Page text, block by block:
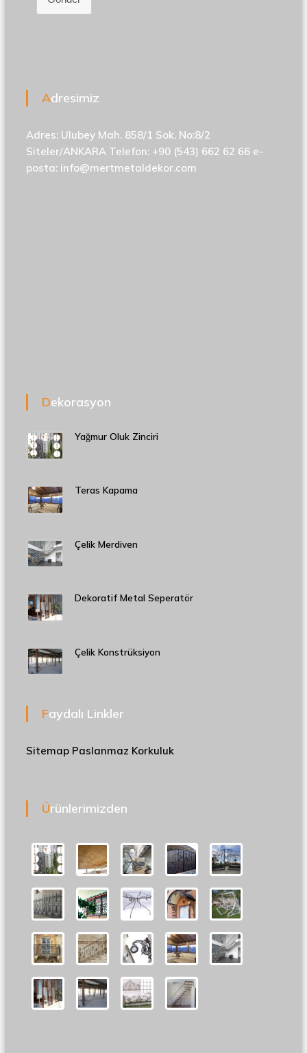
Adresimiz
Adres: Ulubey Mah. 858/1 Sok. No:8/2
Siteler/ANKARA Telefon: +90 (543) 662 62 66 e-
posta: info@mertmetaldekor.com
Dekorasyon
Yağmur Oluk Zinciri
Teras Kapama
Çelik Merdiven
Dekoratif Metal Seperatör
Çelik Konstrüksiyon
Faydalı Linkler
Sitemap Paslanmaz Korkuluk
Ürünlerimizden